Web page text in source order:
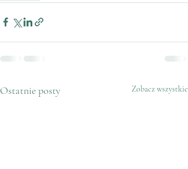
Ostatnie posty Zobacz wszystkie